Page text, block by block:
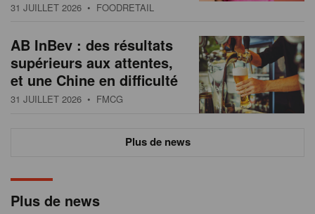
Plus de news
31 JUILLET 2026 • FOODRETAIL
AB InBev : des résultats
supérieurs aux attentes,
et une Chine en difficulté
31 JUILLET 2026 • FMCG
Plus de news